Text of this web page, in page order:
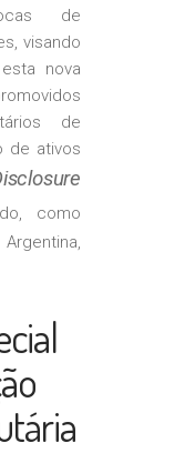
de
visando
nova
de
de ativos
como